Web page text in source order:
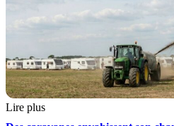
Lire plus